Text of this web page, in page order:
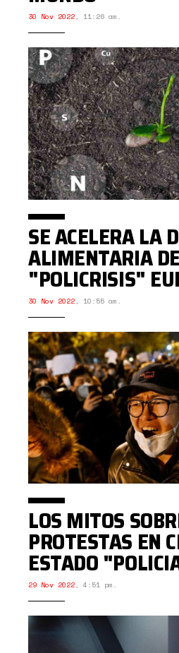
30 Nov 2022, 11:26 am.
SE ACELERA LA
ALIMENTARIA
"POLICRISIS"
30 Nov 2022, 10:55 am.
LOS MITOS
PROTESTAS EN
ESTADO
29 Nov 2022, 4:51 pm.